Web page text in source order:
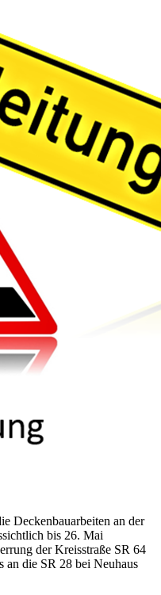
Deckenbauarbeiten an der
bis 26. Mai
der Kreisstraße SR 64
an die SR 28 bei Neuhaus